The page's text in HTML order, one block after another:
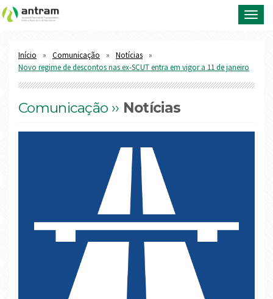
Início Comunicação
Notícias
Novo regime de descontos nas ex-SCUT entra em vigor a 11 de janeiro
Comunicação ›› Notícias